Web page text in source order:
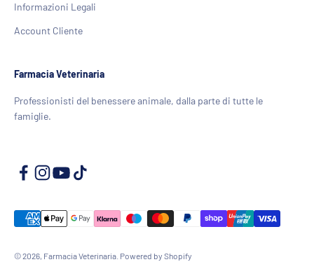
Informazioni Legali
Account Cliente
Farmacia Veterinaria
Professionisti del benessere animale, dalla parte di tutte le
famiglie.
© 2026, Farmacia Veterinaria. Powered by Shopify